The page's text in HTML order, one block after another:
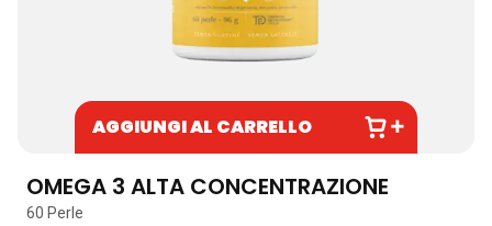
AGGIUNGI AL CARRELLO
OMEGA 3 ALTA CONCENTRAZIONE
60 Perle